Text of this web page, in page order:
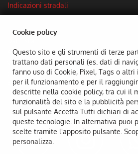
Indicazioni stradali
Aldo Dal Maso & C. Snc
Via Badia, 7, Camisano Vicentino (VI)
C.F/P.IVA:02294690249
Registro delle imprese:VI
Cookie policy
Questo sito e gli strumenti di terze
trattano dati personali (es. dati di
fanno uso di Cookie, Pixel, Tags o
per il funzionamento e per il
descritte nella cookie policy, tra cui il
funzionalità del sito e la pubblicità
sul pulsante Accetta Tutti dichiari di
queste tecnologie. In alternativa puoi
scelte tramite l'apposito pulsante.
personalizza.